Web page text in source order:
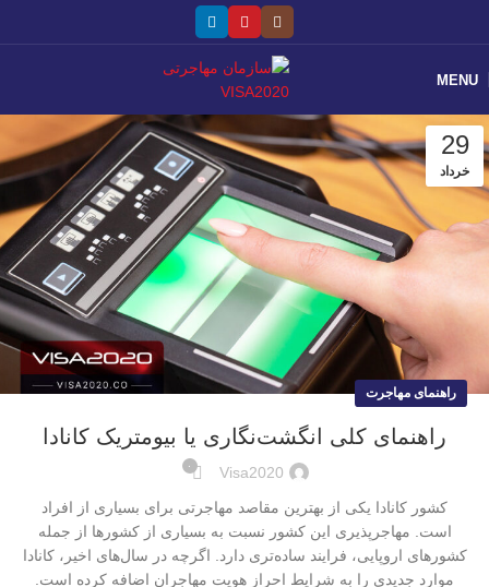
MENU
29
خرداد
راهنمای مهاجرت
راهنمای کلی انگشت‌نگاری یا بیومتریک کانادا
Visa2020 ۰
کشور کانادا یکی از بهترین مقاصد مهاجرتی برای بسیاری از افراد
است. مهاجرپذیری این کشور نسبت به بسیاری از کشورها از جمله
کشورهای اروپایی، فرایند ساده‌تری دارد. اگرچه در سال‌های اخیر، کانادا
موارد جدیدی را به شرایط احراز هویت مهاجران اضافه کرده است.